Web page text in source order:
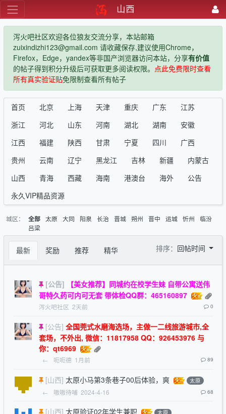
山西
泻火吧社区欢迎各位狼友交流分享，本站邮箱
zuixindizhi123@gmail.com 请收藏保存,建议使用Chrome，
Firefox，Edge，yandex等非国产浏览器访问本站，分享有价值
的帖子得到积分升级后可获取更多阅读权限。 点此免费限时查看
所有真实验证贴免限制查看所有帖子
首页 北京 上海 天津 重庆 广东
江苏
浙江
河北 山东 河南 湖北 湖南
安徽
江西
福建 陕西 甘肃 宁夏 四川
广西
贵州
云南 辽宁 黑龙江 吉林 新疆
内蒙古
山西
青海 西藏 海南 港澳台 海外
公告
永久VIP精品资源
城区： 全部 太原 大同 阳泉 长治 晋城 朔州 晋中 运城 忻州
临汾
吕梁
最新 奖励 推荐 精华 排序： 回帖时间
[公告]
【美女推荐】同城约在校学生妹 自带公寓送伟
哥特久药可内可无套 带体检QQ群：465160897
泻火吧社区 2天前 0
[公告] 全国莞式水磨海选场，主做一二线旅游城市,全
套场，不外出, 微信：11817958 QQ：926453976 与
你：qt6969
← 呃呃德 1月前 89
[山西] 太原小马第3条巷子00后体验，爽 太原
← 嗷嗷待哺 2024-4-16 68
[山西] 太原验证02年学生兼职 太原